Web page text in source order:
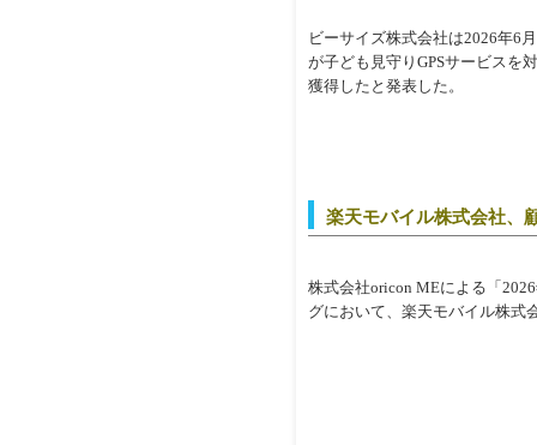
ビーサイズ株式会社は2026年6
が子ども見守りGPSサービスを
獲得したと発表した。
楽天モバイル株式会社、
株式会社oricon MEによる「
グにおいて、楽天モバイル株式